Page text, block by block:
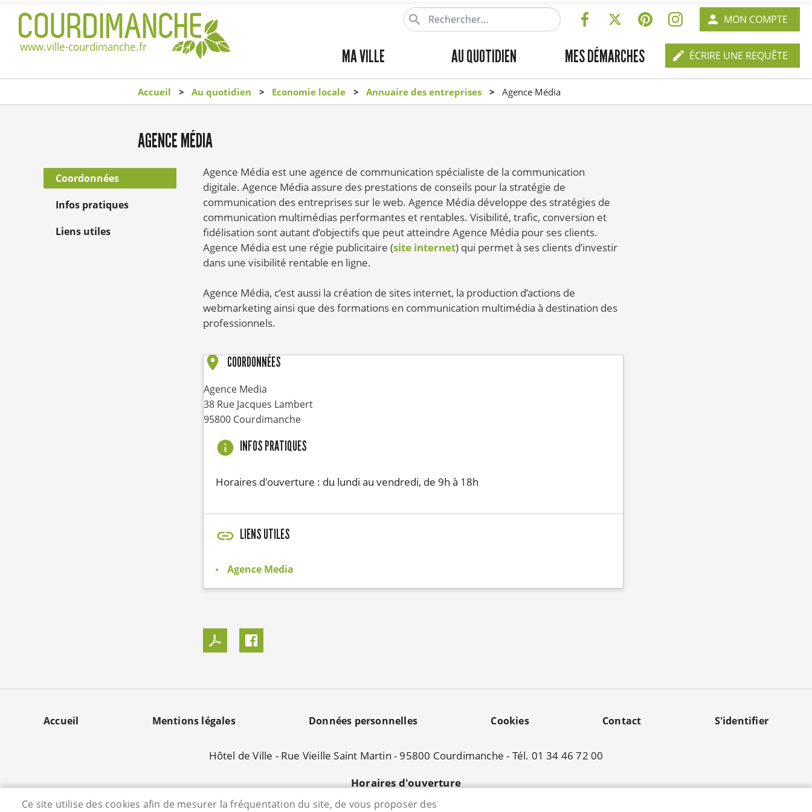
Aller
au
EN-
TÊTE
-
CONNEXION
MON COMPTE
RÉSEAUX
EN-
TÊTE
ÉCRIRE UNE REQUÊTE
PRINCIPAL
MA VILLE AU QUOTIDIEN MES DÉMARCHES
Accueil Au quotidien Economie locale Annuaire des entreprises Agence Média
AGENCE MÉDIA
Coordonnées
Infos pratiques
Liens utiles
Agence Média est une agence de communication spécialiste de la communication
digitale. Agence Média assure des prestations de conseils pour la stratégie de
communication des entreprises sur le web. Agence Média développe des stratégies de
communication multimédias performantes et rentables. Visibilité, trafic, conversion et
fidélisation sont autant d’objectifs que peut atteindre Agence Média pour ses clients.
Agence Média est une régie publicitaire (site internet) qui permet à ses clients d’investir
dans une visibilité rentable en ligne.
Agence Média, c’est aussi la création de sites internet, la production d’actions de
webmarketing ainsi que des formations en communication multimédia à destination des
professionnels.
COORDONNÉES
Agence Media
38 Rue Jacques Lambert
95800 Courdimanche
INFOS PRATIQUES
Horaires d'ouverture : du lundi au vendredi, de 9h à 18h
LIENS UTILES
Agence Media
MENU
PAGE
Accueil Mentions légales Données personnelles Cookies Contact S'identifier
Hôtel de Ville - Rue Vieille Saint Martin - 95800 Courdimanche - Tél. 01 34 46 72 00
Horaires d'ouverture
Lundi : 13h45 à 17h45
Ce site utilise des cookies afin de mesurer la fréquentation du site, de vous proposer des